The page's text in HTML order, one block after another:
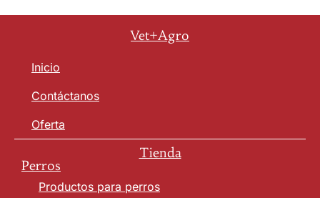
Vet+Agro
Inicio
Contáctanos
Oferta
Tienda
Perros
Productos para perros